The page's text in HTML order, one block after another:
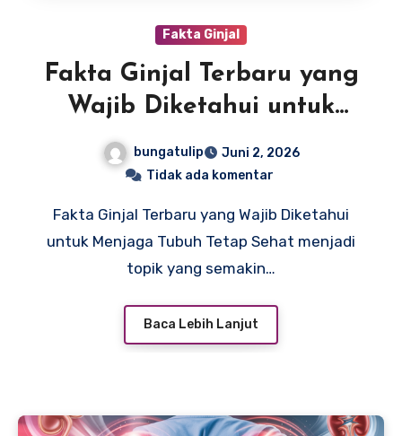
Fakta Ginjal
Fakta Ginjal Terbaru yang
Wajib Diketahui untuk
Menjaga Tubuh
bungatulip
Juni 2, 2026
Tidak ada komentar
Fakta Ginjal Terbaru yang Wajib Diketahui
untuk Menjaga Tubuh Tetap Sehat menjadi
topik yang semakin…
Baca Lebih Lanjut